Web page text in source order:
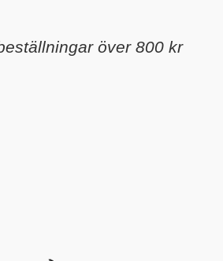
över 800 kr